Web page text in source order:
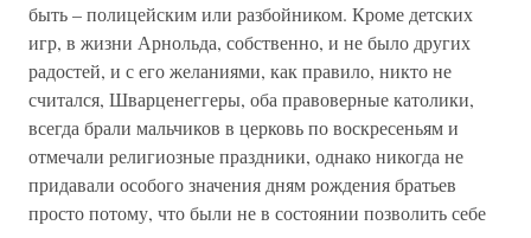
быть – полицейским или разбойником. Кроме детских
игр, в жизни Арнольда, собственно, и не было других
радостей, и с его желаниями, как правило, никто не
считался, Шварценеггеры, оба правоверные католики,
всегда брали мальчиков в церковь по воскресеньям и
отмечали религиозные праздники, однако никогда не
придавали особого значения дням рождения братьев
просто потому, что были не в состоянии позволить себе